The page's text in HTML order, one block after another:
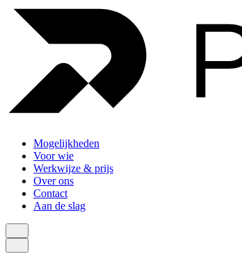
Mogelijkheden
Voor wie
Werkwijze & prijs
Over ons
Contact
Aan de slag